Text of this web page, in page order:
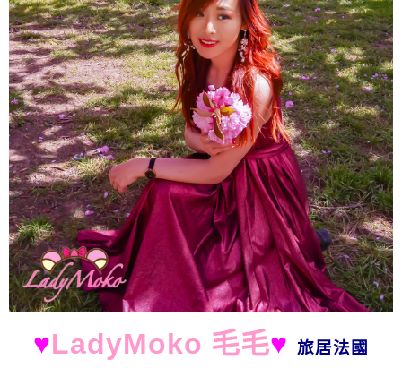
♥LadyMoko 毛毛♥ 旅居法國